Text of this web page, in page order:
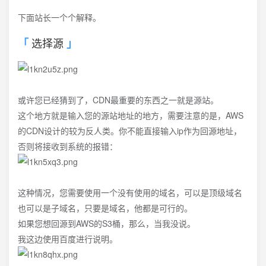
下面站长一个个解释。
选择源
或许您已经猜到了，CDN最重要的东西之一就是源站。
这个地方就是输入您的源站地址的地方，需要注意的是，AWS
的CDN设计的较为反人类。你不能直接输入ip作为回源地址，
否则将接收到系统的报错：
这种情况，您需要使用一个没有使用的域名，可以是顶级域名
也可以是子域名，只要是域名，他都是可行的。
如果您想回源到AWS的S3桶，那么，当我没说。
我这边使用百度进行说明。